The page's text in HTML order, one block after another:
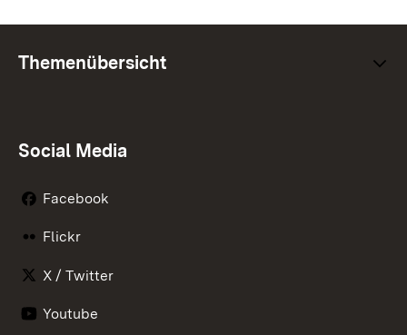
Themenübersicht
Social Media
Facebook
Flickr
X / Twitter
Youtube